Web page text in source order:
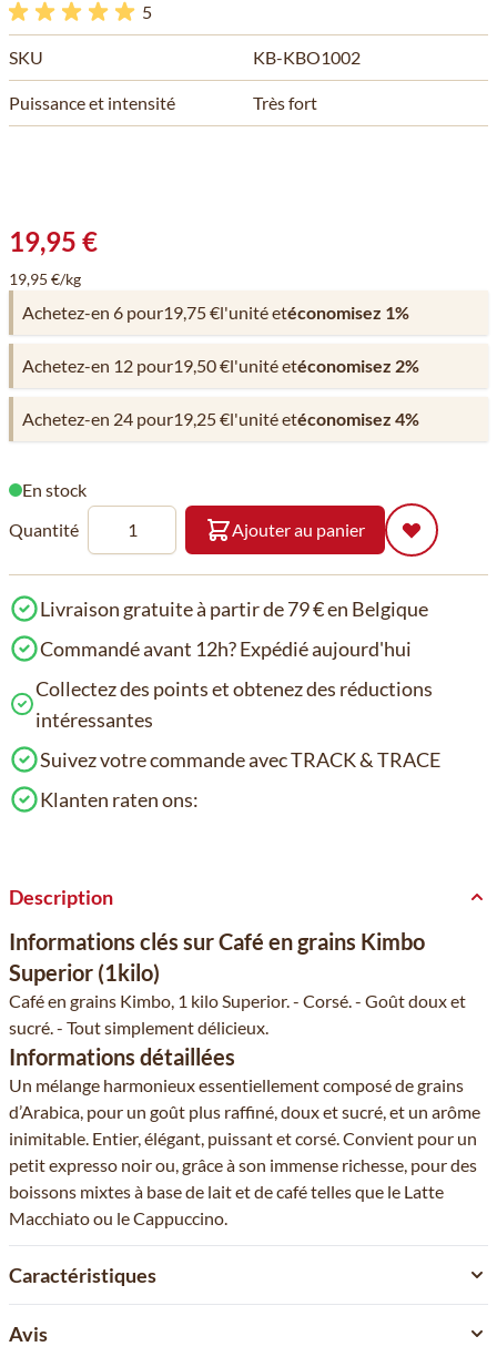
5
SKU KB-KBO1002
Puissance et intensité Très fort
19,95 €
19,95 €/kg
Achetez-en 6 pour19,75 €l'unité etéconomisez 1%
Achetez-en 12 pour19,50 €l'unité etéconomisez 2%
Achetez-en 24 pour19,25 €l'unité etéconomisez 4%
En stock
Quantité
Ajouter au panier
Livraison gratuite à partir de 79 € en Belgique
Commandé avant 12h? Expédié aujourd'hui
Collectez des points et obtenez des réductions
intéressantes
Suivez votre commande avec TRACK & TRACE
Klanten raten ons:
Description
Informations clés sur Café en grains Kimbo
Superior (1kilo)
Café en grains Kimbo, 1 kilo Superior. - Corsé. - Goût doux et
sucré. - Tout simplement délicieux.
Informations détaillées
Un mélange harmonieux essentiellement composé de grains
d’Arabica, pour un goût plus raffiné, doux et sucré, et un arôme
inimitable. Entier, élégant, puissant et corsé. Convient pour un
petit expresso noir ou, grâce à son immense richesse, pour des
boissons mixtes à base de lait et de café telles que le Latte
Macchiato ou le Cappuccino.
Caractéristiques
Avis